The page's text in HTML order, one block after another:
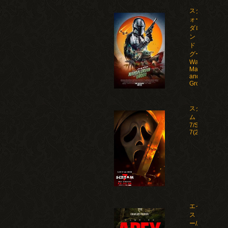
スター・ウ
ォーズ マン
ダロリア
ン・アン
ド・グロー
グー/Star
Wars: The
Mandalorian
and
Grogu(2026)
スクリー
ム
7/Scream
7(2026)
エイペック
ス・プレデタ
ー/